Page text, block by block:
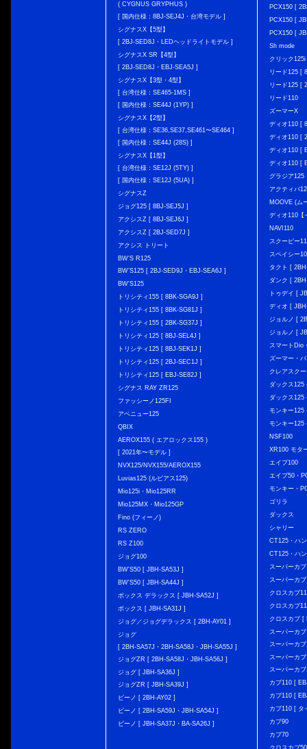
( CYGNUS GRYPHUS )
[ 国内仕様：8BJ-SEJ4J・台湾モデル ]
シグナスX【5型】
[ 2BJ-SED8J・LEDヘッドライトモデル ]
シグナスX SR【4型】
[ 2BJ-SED8J・EBJ-SEA5J ]
シグナスX【3型・4型】
[ 台湾仕様：SE465-1MS ]
[ 国内仕様：SE44J (1YP) ]
シグナスX【2型】
[ 台湾仕様：SE36,SE37,SE461〜SE464 ]
[ 国内仕様：SE44J (28S) ]
シグナスX【1型】
[ 台湾仕様：SE12J (5TY) ]
[ 国内仕様：SE12J (5UA) ]
シグナスZ
ジョグ125 [ 8BJ-SEJ5J ]
アクシスZ [ 8BJ-SEJ6J ]
アクシスZ [ 2BJ-SED7J ]
アクシス トリート
BW'S R125
BW’S125 [ 2BJ-SED9J・EBJ-SEA6J ]
BW'S125
トリシティ155 [ 8BK-SGA9J ]
トリシティ155 [ 8BK-SG81J ]
トリシティ155 [ 2BK-SG37J ]
トリシティ125 [ 8BJ-SEL4J ]
トリシティ125 [ 8BJ-SEK1J ]
トリシティ125 [ 2BJ-SEC1J ]
トリシティ125 [ EBJ-SE82J ]
シグナス RAY ZR125
ファッシーノ125FI
アベニュー125
QBIX
AEROX155 ( エアロックス155 )
[ 2021年〜モデル ]
NVX125/NVX155/AEROX155
Luvias125 (ルビアス125)
Mio125i・Mio125RR
Mio125MX・Mio125GP
Fino (フィーノ)
RS ZERO
RS Z100
ジョグ100
BW'S50 [ JBH-SA53J ]
BW'S50 [ JBH-SA44J ]
ボックス デラックス [ JBH-SA52J ]
ボックス [ JBH-SA31J ]
ジョグ／ジョグデラックス [ 2BH-AY01 ]
ジョグ
[ 2BH-SA57J・2BH-SA58J・JBH-SA55J ]
ジョグZR [ 2BH-SA58J・JBH-SA56J ]
ジョグ [ JBH-SA36J ]
ジョグZR [ JBH-SA39J ]
ビーノ [ 2BH-AY02 ]
ビーノ [ 2BH-SA59J・JBH-SA54J ]
ビーノ [ JBH-SA37J・BA-SA26J ]
PCX150 [
PCX150 [
PCX150 [
Sh mode
クリック
リード125 [
リード125 [
リード110
ズーマーX
ディオ110 [
ディオ110 [
ディオ110 [
ディオ110 [
グラジア125
アクティバ
MOOVE (ム
ディオ110【
NAVI110
スクーピー
スペイシー
タクト [
ダンク [
トゥデイ [
ディオ [
ジョルノ [
ジョルノ [
スマートDio
ズーマー・
クレアスク
ダックス
ダックス
モンキー
モンキー125
NSF100
XR100 モタ
エイプ100
エイプ50・
モンキー・
ゴリラ
ダックス
シャリー
CT125・ハ
CT125・ハ
スーパーカ
スーパーカ
クロスカブ
クロスカブ
クロスカブ [
スーパーカ
スーパーカ
スーパーカ
スーパーカ
カブ110 [
カブ110 [
カブ110 [ タ
カブ90
カブ70
クロスカブ